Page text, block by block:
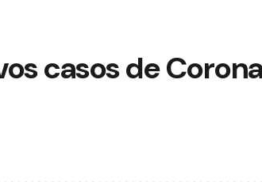
casos de